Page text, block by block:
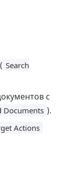
Search
с
Documents ).
Actions